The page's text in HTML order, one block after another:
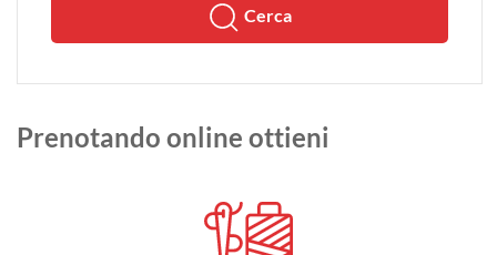
Cerca
Prenotando online ottieni